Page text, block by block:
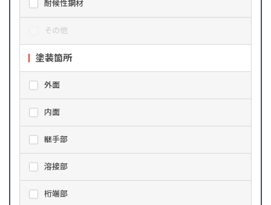
耐候性鋼材
その他
塗装箇所
外面
内面
継手部
溶接部
桁端部